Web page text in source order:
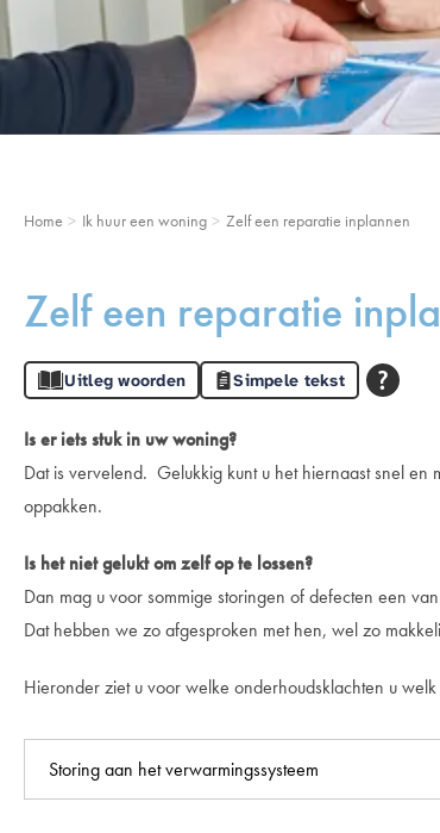
Home Ik huur een woning Zelf een reparatie inplannen
Zelf een reparatie
Uitleg woorden Simpele tekst
Is er iets stuk in uw woning?
Dat is vervelend. Gelukkig kunt u het hiernaast snel en
oppakken.
Is het niet gelukt om zelf op te lossen?
Dan mag u voor sommige storingen of defecten een
Dat hebben we zo afgesproken met hen, wel zo
Hieronder ziet u voor welke onderhoudsklachten u
Storing aan het verwarmingssysteem